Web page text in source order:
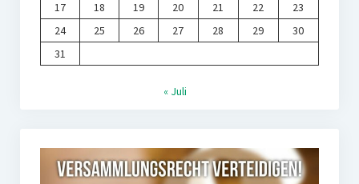
17
18 19 20 21 22
23
24
25 26 27 28 29
30
31
« Juli